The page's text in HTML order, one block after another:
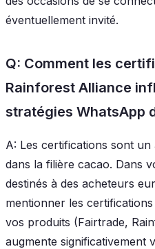
éventuellement invité.
Q: Comment les
Rainforest Alliance
stratégies WhatsApp
A: Les certifications sont
dans la filière cacao. Dans
destinés à des acheteurs
mentionner les
vos produits (Fairtrade,
augmente significativement